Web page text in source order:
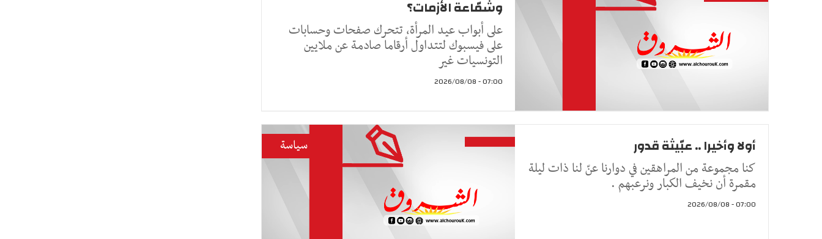
وشمّاعة الأزمات؟
على أبواب عيد المرأة، تتحرك صفحات وحسابات
على فيسبوك لتتداول أرقاما صادمة عن ملايين
التونسيات غير
07:00 - 2026/08/08
سياسة أولا وأخيرا .. عبّيثة قدور
كنا مجموعة من المراهقين في دوارنا عنّ لنا ذات ليلة
مقمرة أن نخيف الكبار ونرعبهم .
07:00 - 2026/08/08